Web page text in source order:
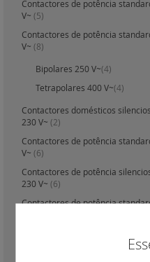
Contactores de potência
V~ (5)
Contactores de potência
V~ (8)
Bipolares 250 V~(4)
Tetrapolares 400 V~(4)
Contactores domésticos
230 V~ (2)
Contactores de potência
V~ (6)
Contactores de potência
230 V~ (6)
Contactores de potência
Contactores de potência